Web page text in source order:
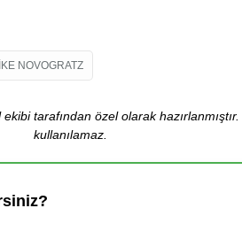
NOVOGRATZ
tarafından özel olarak
kullanılamaz.